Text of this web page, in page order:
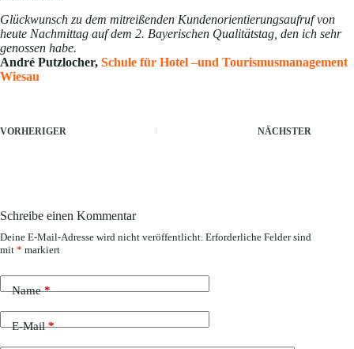
Glückwunsch zu dem mitreißenden Kundenorientierungsaufruf von
heute Nachmittag auf dem 2. Bayerischen Qualitätstag, den ich sehr
genossen habe.
André Putzlocher, Schule für Hotel –und Tourismusmanagement
Wiesau
VORHERIGER NÄCHSTER
Schreibe einen Kommentar
Deine E-Mail-Adresse wird nicht veröffentlicht. Erforderliche Felder sind
mit * markiert
Name*
E-Mail*